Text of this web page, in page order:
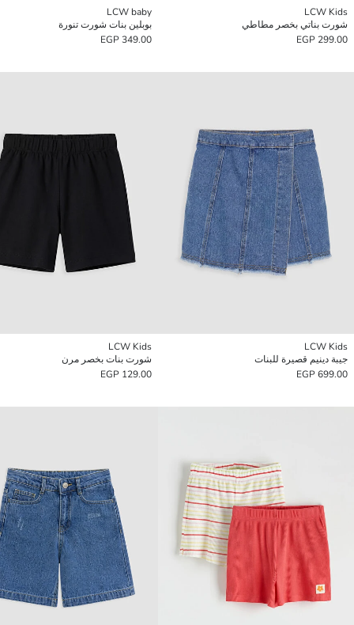
LCW Kids
شورت بناتي بخصر مطاطي
299.00 EGP
LCW baby
بوبلين بنات شورت تنورة
349.00 EGP
LCW Kids
جيبة دينيم قصيرة للبنات
699.00 EGP
LCW Kids
شورت بنات بخصر مرن
129.00 EGP